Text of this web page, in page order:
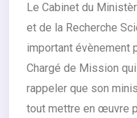
Le Cabinet du
et de la Recherche
important évènement
Chargé de Mission
rappeler que son
tout mettre en œuvre